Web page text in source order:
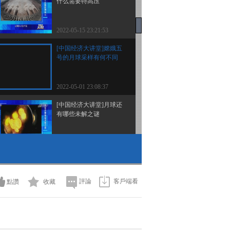
2022-05-15 23:21:53
[中国经济大讲堂]嫦娥五
号的月球采样有何不同
2022-05-01 23:08:37
[中国经济大讲堂]月球还
有哪些未解之谜
2022-05-01 23:02:44
何与月球样品结缘
點讚 收藏 評論 客戶端看